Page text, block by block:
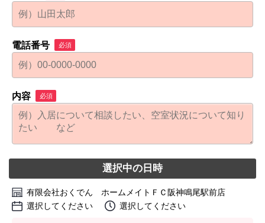
電話番号 必須
内容 必須
選択中の日時
有限会社おくでん ホームメイトＦＣ阪神鳴尾駅前店
選択してください
選択してください